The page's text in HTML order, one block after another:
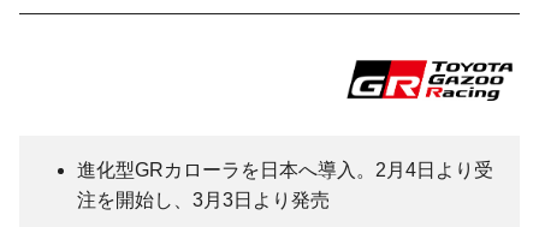
進化型GRカローラを日本へ導入。2月4日より受
注を開始し、3月3日より発売